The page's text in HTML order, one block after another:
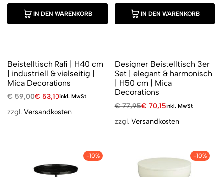
IN DEN WARENKORB
Beistelltisch Rafi | H40 cm
| industriell & vielseitig |
Mica Decorations
€59,00€ 53,10inkl. MwSt
zzgl. Versandkosten
IN DEN WARENKORB
Designer Beistelltisch 3er
Set | elegant & harmonisch
| H50 cm | Mica
Decorations
€77,95€ 70,15inkl. MwSt
zzgl. Versandkosten
-10% -10%